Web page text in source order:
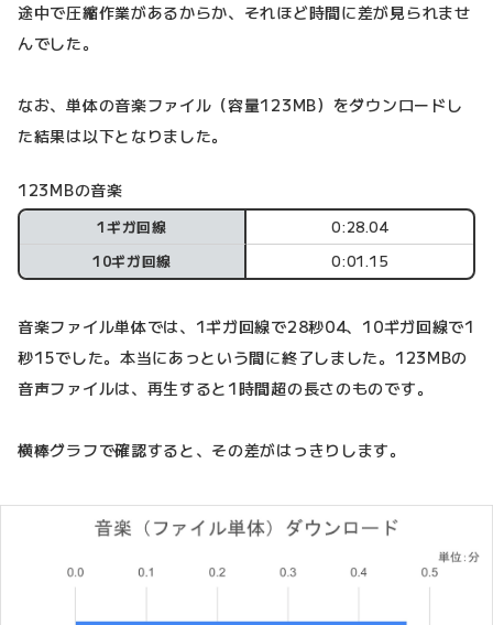
途中で圧縮作業があるからか、それほど時間に差が見られませ
んでした。
なお、単体の音楽ファイル（容量123MB）をダウンロードし
た結果は以下となりました。
123MBの音楽
1ギガ回線
0:28.04
10ギガ回線
0:01.15
音楽ファイル単体では、1ギガ回線で28秒04、10ギガ回線で1
秒15でした。本当にあっという間に終了しました。123MBの
音声ファイルは、再生すると1時間超の長さのものです。
横棒グラフで確認すると、その差がはっきりします。